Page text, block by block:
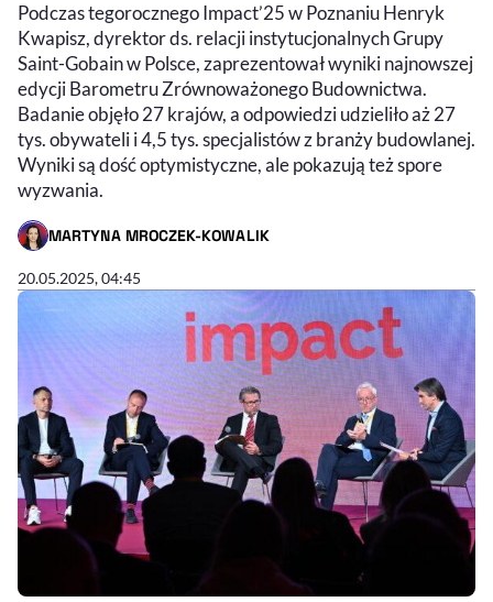
Podczas tegorocznego Impact’25 w Poznaniu Henryk
Kwapisz, dyrektor ds. relacji instytucjonalnych Grupy
Saint-Gobain w Polsce, zaprezentował wyniki najnowszej
edycji Barometru Zrównoważonego Budownictwa.
Badanie objęło 27 krajów, a odpowiedzi udzieliło aż 27
tys. obywateli i 4,5 tys. specjalistów z branży budowlanej.
Wyniki są dość optymistyczne, ale pokazują też spore
wyzwania.
MARTYNA MROCZEK-KOWALIK
- AUTOR ARTYKUŁU - PROFIL
20.05.2025, 04:45